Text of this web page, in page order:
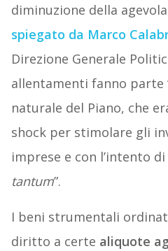
diminuzione della
spiegato da Marco
Direzione Generale
allentamenti fanno parte
naturale del Piano, che
shock per stimolare gli
imprese e con l’intento
tantum”.
I beni strumentali
diritto a certe aliquote